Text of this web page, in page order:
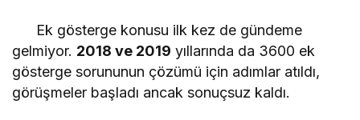
Ek gösterge konusu ilk kez de gündeme
gelmiyor. 2018 ve 2019 yıllarında da 3600 ek
gösterge sorununun çözümü için adımlar atıldı,
görüşmeler başladı ancak sonuçsuz kaldı.